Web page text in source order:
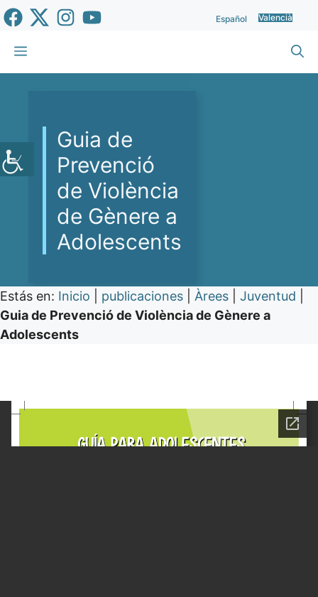
Vés
al
contingut
Español Valencià
Menu
Guia de
Prevenció
de Violència
de Gènere a
Adolescents
Estás en: Inicio publicaciones Àrees Juventud
Guia de Prevenció de Violència de Gènere a
Adolescents